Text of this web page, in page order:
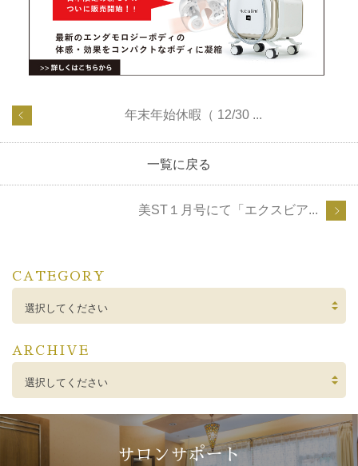
年末年始休暇（ 12/30 ...
一覧に戻る
美ST１月号にて「エクスビア...
CATEGORY
選択してください
ARCHIVE
選択してください
サロンサポート